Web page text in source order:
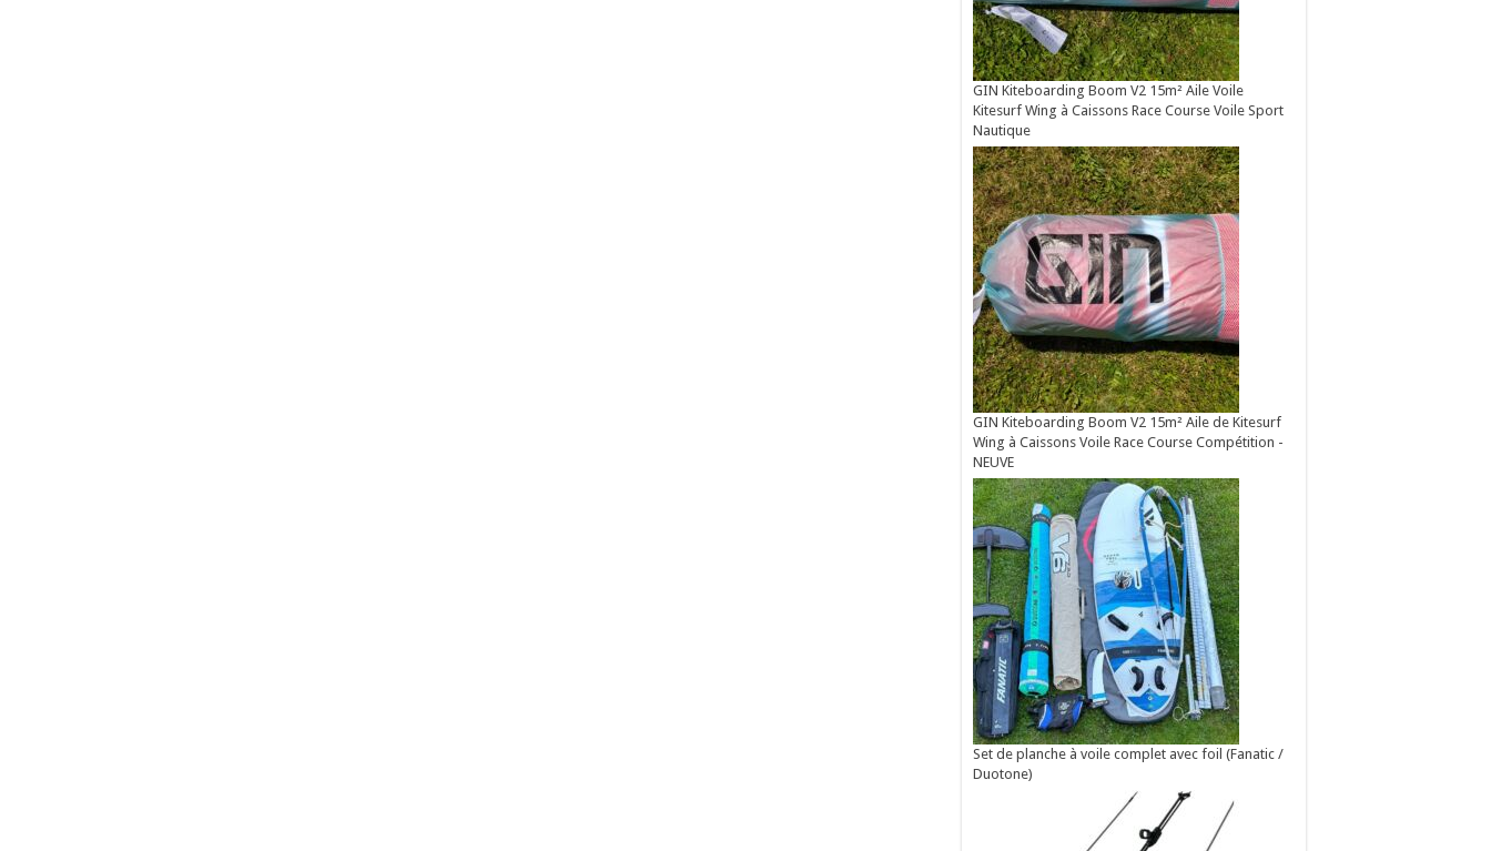
GIN Kiteboarding Boom V2 15m² Aile Voile
Kitesurf Wing à Caissons Race Course Voile Sport
Nautique
GIN Kiteboarding Boom V2 15m² Aile de Kitesurf
Wing à Caissons Voile Race Course Compétition -
NEUVE
Set de planche à voile complet avec foil (Fanatic /
Duotone)